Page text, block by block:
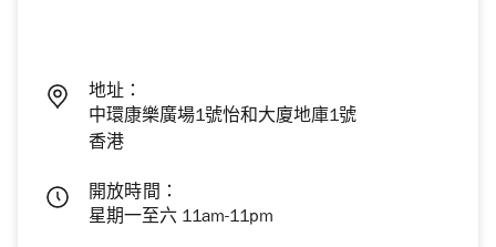
地址：
中環康樂廣場1號怡和大廈地庫1號
香港
開放時間：
星期一至六 11am-11pm